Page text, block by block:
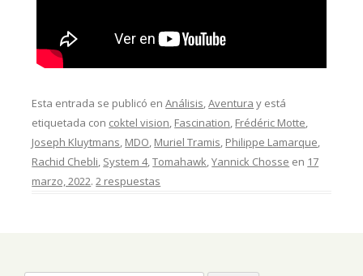
Esta entrada se publicó enAnálisis ,Aventura y está
etiquetada con coktel vision Fascination Frédéric Motte
Joseph Kluytmans MDO Muriel Tramis Philippe Lamarque
Rachid Chebli System 4,Tomahawk ,Yannick Chosse en 17
marzo, 2022.2 respuestas